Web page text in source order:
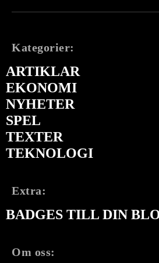
Kategorier:
ARTIKLAR
EKONOMI
NYHETER
SPEL
TEXTER
TEKNOLOGI
Extra:
BADGES TILL DIN
Om oss: